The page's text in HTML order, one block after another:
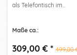
als Telefontisch im...
Maße ca.:
309,00 € * 499,00